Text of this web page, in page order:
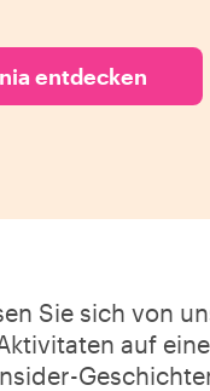
entdecken
Sie sich von
auf